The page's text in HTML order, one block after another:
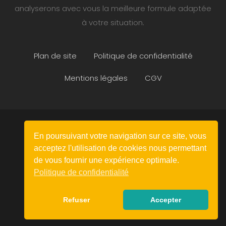
analyserons avec vous la meilleure formule adaptée
à votre situation.
Plan de site Politique de confidentialité
Mentions légales CGV
linkedin
© 2026 Graines de RH & CIE.
En poursuivant votre navigation sur ce site, vous
acceptez l'utilisation de cookies nous permettant
de vous fournir une expérience optimale.
Politique de confidentialité
Refuser Accepter